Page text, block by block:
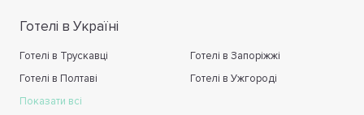
Готелі в Україні
Готелі в Трускавці
Готелі в Запоріжжі
Готелі в Полтаві
Готелі в Ужгороді
Показати всі